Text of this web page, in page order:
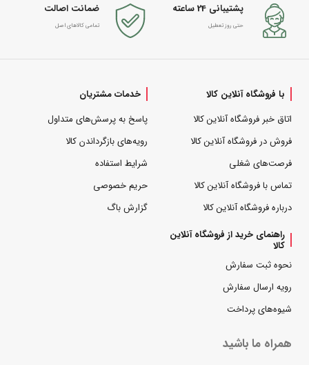
پشتیبانی 24 ساعته
حتی روز تعطیل
ضمانت اصالت
تمامی کالاهای اصل
با فروشگاه آنلاین کالا
اتاق خبر فروشگاه آنلاین کالا
فروش در فروشگاه آنلاین کالا
فرصت‌های شغلی
تماس با فروشگاه آنلاین کالا
درباره فروشگاه آنلاین کالا
خدمات مشتریان
پاسخ به پرسش‌های متداول
رویه‌های بازگرداندن کالا
شرایط استفاده
حریم خصوصی
گزارش باگ
راهنمای خرید از فروشگاه آنلاین
کالا
نحوه ثبت سفارش
رویه ارسال سفارش
شیوه‌های پرداخت
همراه ما باشید